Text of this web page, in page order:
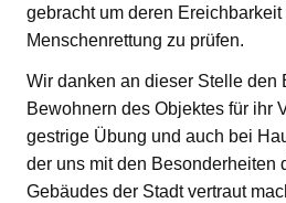
gebracht um deren
Menschenrettung zu prüfen.
Wir danken an dieser Stelle den
Bewohnern des Objektes für ihr
gestrige Übung und auch bei
der uns mit den Besonderheiten
Gebäudes der Stadt vertraut